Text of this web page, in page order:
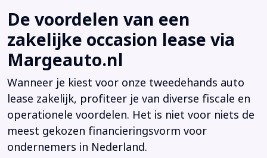
De voordelen van een
zakelijke occasion lease via
Margeauto.nl
Wanneer je kiest voor onze tweedehands auto
lease zakelijk, profiteer je van diverse fiscale en
operationele voordelen. Het is niet voor niets de
meest gekozen financieringsvorm voor
ondernemers in Nederland.